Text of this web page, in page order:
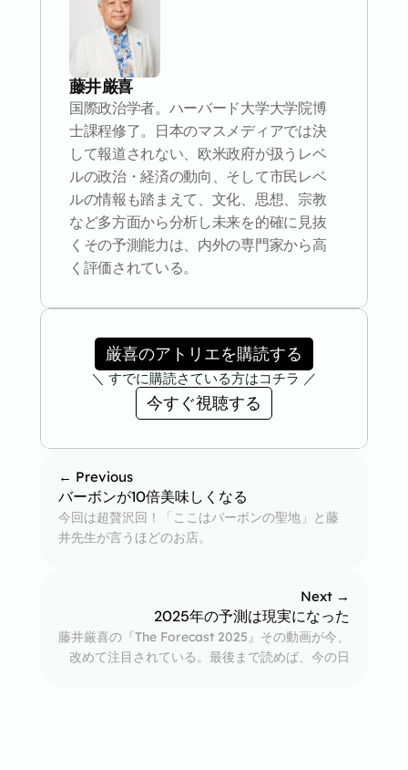
藤井 厳喜
国際政治学者。ハーバード大学大学院博
士課程修了。日本のマスメディアでは決
して報道されない、欧米政府が扱うレベ
ルの政治・経済の動向、そして市民レベ
ルの情報も踏まえて、文化、思想、宗教
など多方面から分析し未来を的確に見抜
くその予測能力は、内外の専門家から高
く評価されている。
厳喜のアトリエを購読する
＼ すでに購読さている方はコチラ ／
今すぐ視聴する
← Previous
バーボンが10倍美味しくなる
今回は超贅沢回！「ここはバーボンの聖地」と藤
井先生が言うほどのお店。
Next →
2025年の予測は現実になった
藤井厳喜の『The Forecast 2025』その動画が今、
改めて注目されている。最後まで読めば、今の日